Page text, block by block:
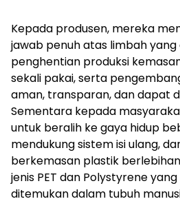
Kepada produsen, mereka
jawab penuh atas limbah yang
penghentian produksi
sekali pakai, serta
aman, transparan, dan dapat
Sementara kepada
untuk beralih ke gaya hidup
mendukung sistem isi ulang,
berkemasan plastik
jenis PET dan Polystyrene
ditemukan dalam tubuh